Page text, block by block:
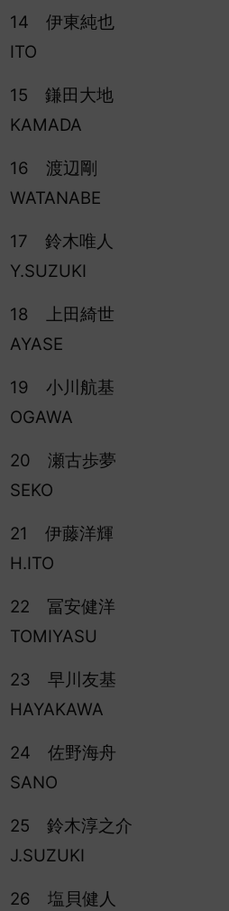
14 伊東純也
ITO
15 鎌田大地
KAMADA
16 渡辺剛
WATANABE
17 鈴木唯人
Y.SUZUKI
18 上田綺世
AYASE
19 小川航基
OGAWA
20 瀬古歩夢
SEKO
21 伊藤洋輝
H.ITO
22 冨安健洋
TOMIYASU
23 早川友基
HAYAKAWA
24 佐野海舟
SANO
25 鈴木淳之介
J.SUZUKI
26 塩貝健人